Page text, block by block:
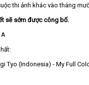
thi ảnh khác vào tháng
sẽ sớm được công bố.
A
Tyo (Indonesia) - My Full